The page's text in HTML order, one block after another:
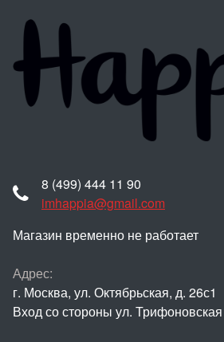
8 (499) 444 11 90
imhappia@gmail.com
Магазин временно не работает
Адрес:
г. Москва, ул. Октябрьская, д. 26с1
Вход со стороны ул. Трифоновская